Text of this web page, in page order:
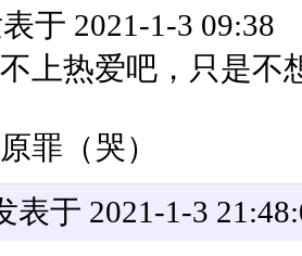
表于 2021-1-3 09:38
上热爱吧，只是不
罪（哭）
表于 2021-1-3